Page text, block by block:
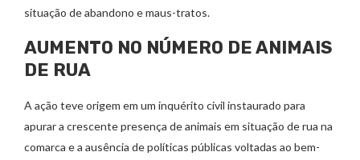
situação de abandono e maus-tratos.
AUMENTO NO NÚMERO DE ANIMAIS
DE RUA
A ação teve origem em um inquérito civil instaurado para
apurar a crescente presença de animais em situação de rua na
comarca e a ausência de políticas públicas voltadas ao bem-